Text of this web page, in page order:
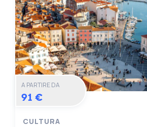
A PARTIRE DA
91 €
CULTURA